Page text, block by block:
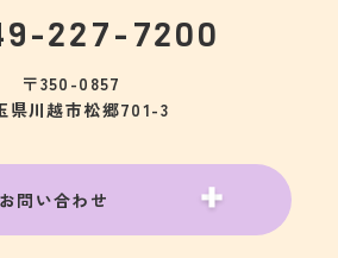
227-7200
〒350-0857
県川越市松郷701-3
お問い合わせ